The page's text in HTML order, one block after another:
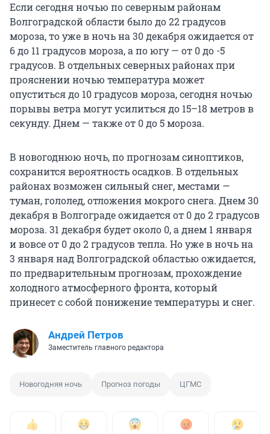
Если сегодня ночью по северным районам
Волгоградской области было до 22 градусов
мороза, то уже в ночь на 30 декабря ожидается от
6 до 11 градусов мороза, а по югу — от 0 до -5
градусов. В отдельных северных районах при
прояснении ночью температура может
опуститься до 10 градусов мороза, сегодня ночью
порывы ветра могут усилиться до 15–18 метров в
секунду. Днем — также от 0 до 5 мороза.
В новогоднюю ночь, по прогнозам синоптиков,
сохранится вероятность осадков. В отдельных
районах возможен сильный снег, местами —
туман, гололед, отложения мокрого снега. Днем 30
декабря в Волгограде ожидается от 0 до 2 градусов
мороза. 31 декабря будет около 0, а днем 1 января
и вовсе от 0 до 2 градусов тепла. Но уже в ночь на
3 января над Волгоградской областью ожидается,
по предварительным прогнозам, прохождение
холодного атмосферного фронта, который
принесет с собой понижение температуры и снег.
Андрей Петров
Заместитель главного редактора
Новогодняя ночь Прогноз погоды ЦГМС